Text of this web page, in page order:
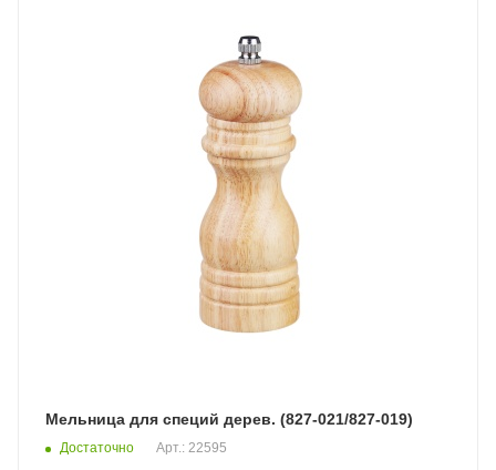
Мельница для специй дерев. (827-021/827-019)
Достаточно Арт.: 22595